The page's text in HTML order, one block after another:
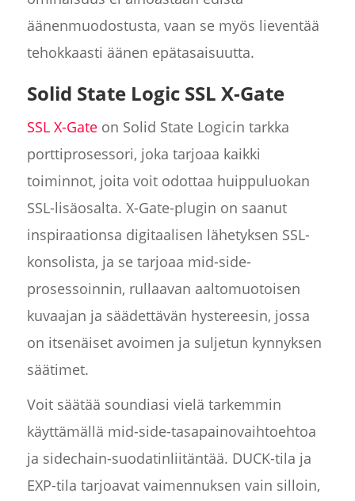
äänenmuodostusta, vaan se myös lieventää
tehokkaasti äänen epätasaisuutta.
Solid State Logic SSL X-Gate
SSL X-Gateon Solid State Logicin tarkka
porttiprosessori, joka tarjoaa kaikki
toiminnot, joita voit odottaa huippuluokan
SSL-lisäosalta. X-Gate-plugin on saanut
inspiraationsa digitaalisen lähetyksen SSL-
konsolista, ja se tarjoaa mid-side-
prosessoinnin, rullaavan aaltomuotoisen
kuvaajan ja säädettävän hystereesin, jossa
on itsenäiset avoimen ja suljetun kynnyksen
säätimet.
Voit säätää soundiasi vielä tarkemmin
käyttämällä mid-side-tasapainovaihtoehtoa
ja sidechain-suodatinliitäntää. DUCK-tila ja
EXP-tila tarjoavat vaimennuksen vain silloin,